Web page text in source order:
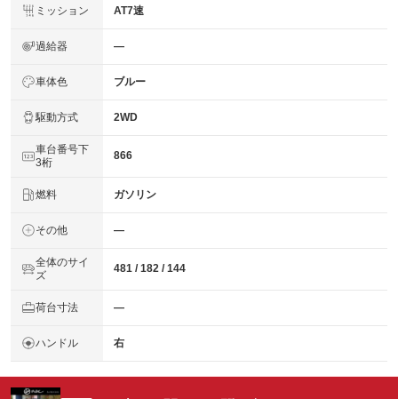
ミッション AT7速
過給器 ―
車体色 ブルー
駆動方式 2WD
車台番号下
3桁
866
燃料 ガソリン
その他 ―
全体のサイ
ズ
481 / 182 / 144
荷台寸法 ―
ハンドル 右